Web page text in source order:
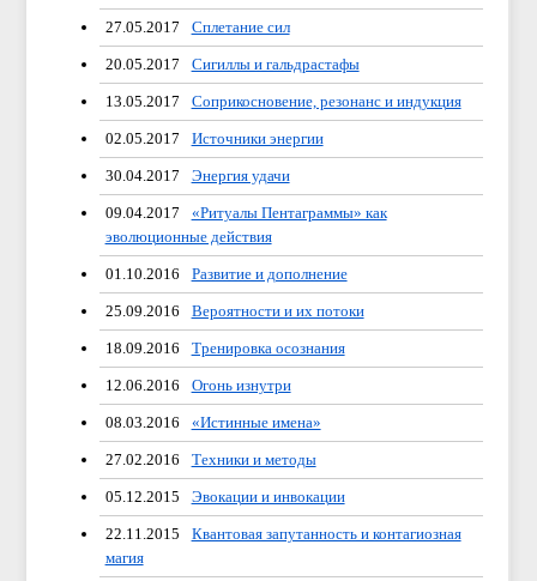
27.05.2017 Сплетание сил
20.05.2017 Сигиллы и гальдрастафы
13.05.2017 Соприкосновение, резонанс и индукция
02.05.2017 Источники энергии
30.04.2017 Энергия удачи
09.04.2017
«Ритуалы Пентаграммы» как
эволюционные действия
01.10.2016 Развитие и дополнение
25.09.2016 Вероятности и их потоки
18.09.2016 Тренировка осознания
12.06.2016 Огонь изнутри
08.03.2016 «Истинные имена»
27.02.2016 Техники и методы
05.12.2015 Эвокации и инвокации
22.11.2015
Квантовая запутанность и контагиозная
магия